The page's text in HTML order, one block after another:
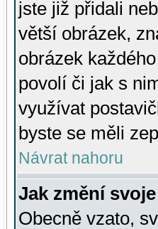
jste již přidali
větší obrázek,
obrázek
povolí či jak s
využívat
byste se měli
Návrat nahoru
Jak změní
Obecně vzato,